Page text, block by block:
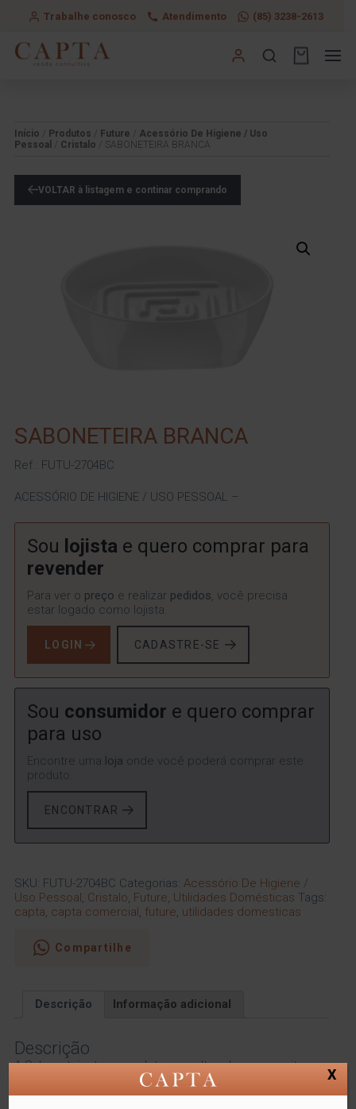
Trabalhe conosco Atendimento (85) 3238-2613
Início Produtos Future
Acessório De Higiene / Uso
Pessoal
Cristalo / SABONETEIRA BRANCA
VOLTAR à listagem e continar comprando
SABONETEIRA BRANCA
Ref.: FUTU-2704BC
ACESSÓRIO DE HIGIENE / USO PESSOAL –
Sou lojista e quero comprar para
revender
Para ver o preço e realizar pedidos, você precisa
estar logado como lojista.
LOGIN CADASTRE-SE
Sou consumidor e quero comprar
para uso
Encontre uma loja onde você poderá comprar este
produto.
ENCONTRAR
SKU: FUTU-2704BC Categorias:Acessório De Higiene /
Uso Pessoal , Cristalo, Future, Utilidades Domésticas Tags:
capta, capta comercial , future, utilidades domesticas
Compartilhe
Descrição Informação adicional
Descrição
A Saboneteira tem canaletas em alto relevo que evitam
que o sabonete fique em contato com a água. Com
tamanho compacto, tem design discreto e funcional.
X